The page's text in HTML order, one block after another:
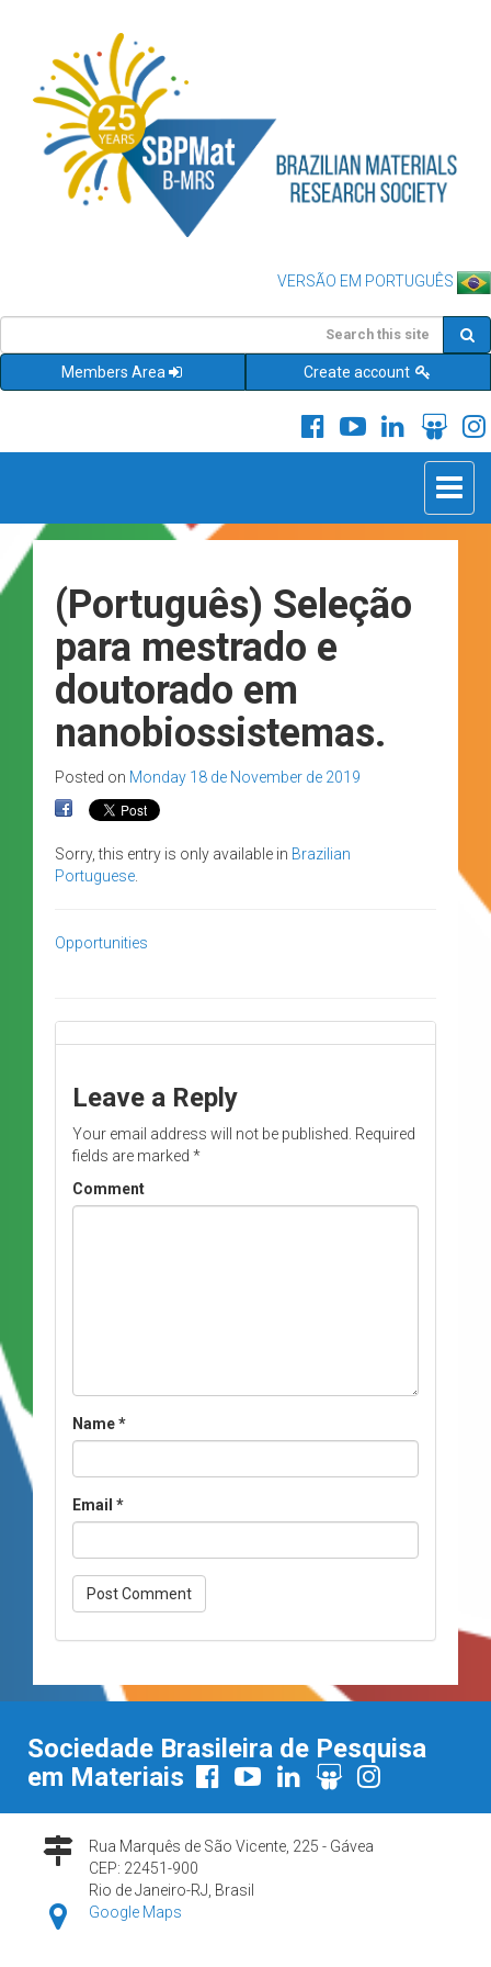
VERSÃO EM PORTUGUÊS
Members Area Create account
Toggle
(Português) Seleção
para mestrado e
doutorado em
nanobiossistemas.
Posted on Monday 18 de November de 2019
Sorry, this entry is only available in Brazilian
Portuguese
Opportunities
Leave a Reply
Your email address will not be published. Required
fields are marked *
Comment
Name*
Email *
Sociedade Brasileira de Pesquisa
em Materiais
Rua Marquês de São Vicente, 225 - Gávea
CEP: 22451-900
Rio de Janeiro-RJ, Brasil
Google Maps